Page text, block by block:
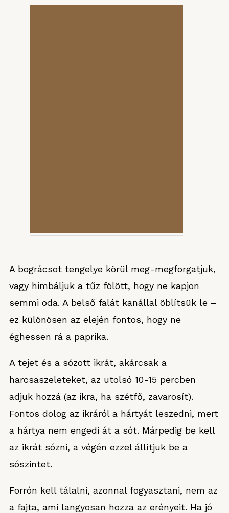
A bográcsot tengelye körül meg-megforgatjuk,
vagy himbáljuk a tűz fölött, hogy ne kapjon
semmi oda. A belső falát kanállal öblítsük le –
ez különösen az elején fontos, hogy ne
éghessen rá a paprika.
A tejet és a sózott ikrát, akárcsak a
harcsaszeleteket, az utolsó 10-15 percben
adjuk hozzá (az ikra, ha szétfő, zavarosít).
Fontos dolog az ikráról a hártyát leszedni, mert
a hártya nem engedi át a sót. Márpedig be kell
az ikrát sózni, a végén ezzel állítjuk be a
sószintet.
Forrón kell tálalni, azonnal fogyasztani, nem az
a fajta, ami langyosan hozza az erényeit. Ha jó